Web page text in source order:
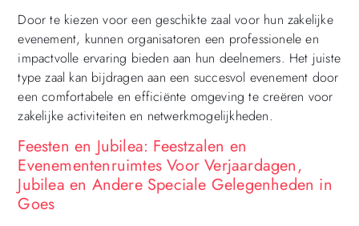
Door te kiezen voor een geschikte zaal voor hun zakelijke
evenement, kunnen organisatoren een professionele en
impactvolle ervaring bieden aan hun deelnemers. Het juiste
type zaal kan bijdragen aan een succesvol evenement door
een comfortabele en efficiënte omgeving te creëren voor
zakelijke activiteiten en netwerkmogelijkheden.
Feesten en Jubilea: Feestzalen en
Evenementenruimtes Voor Verjaardagen,
Jubilea en Andere Speciale Gelegenheden in
Goes